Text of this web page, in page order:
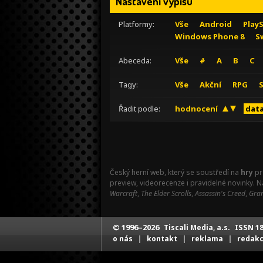
Platformy: Vše Android
Windows Phone 8
Abeceda: Vše # A B C
Tagy: Vše Akční RPG
Řadit podle: hodnocení
Český herní web, který se soustředí na hry
preview, videorecenze i pravidelné novinky.
Warcraft, The Elder Scrolls,Assassin's Creed,
© 1996–2026 Tiscali Media, a.s. ISSN
o nás | kontakt | reklama |